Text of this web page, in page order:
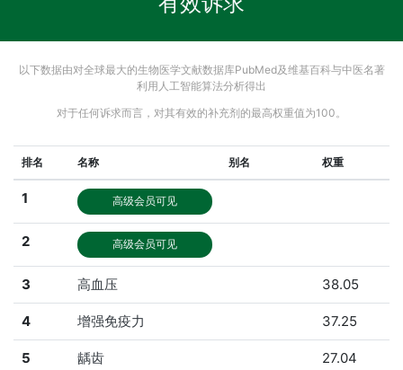
以下数据由对全球最大的生物医学文献数据库PubMed及维基百科与中医名著
利用人工智能算法分析得出
对于任何诉求而言，对其有效的补充剂的最高权重值为100。
排名 名称 别名 权重
1 高级会员可见
2 高级会员可见
3 高血压 38.05
4 增强免疫力 37.25
5 龋齿 27.04